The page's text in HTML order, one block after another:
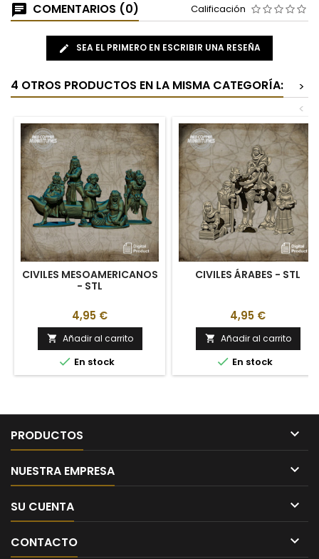
COMENTARIOS (0) Calificación
SEA EL PRIMERO EN ESCRIBIR UNA RESEÑA
4 OTROS PRODUCTOS EN LA MISMA CATEGORÍA:
>
<
CIVILES MESOAMERICANOS
- STL
4,95 €
 Añadir al carrito
 En stock
CIVILES ÁRABES - STL
4,95 €
 Añadir al carrito
 En stock
PRODUCTOS 
NUESTRA EMPRESA 
SU CUENTA 
CONTACTO 